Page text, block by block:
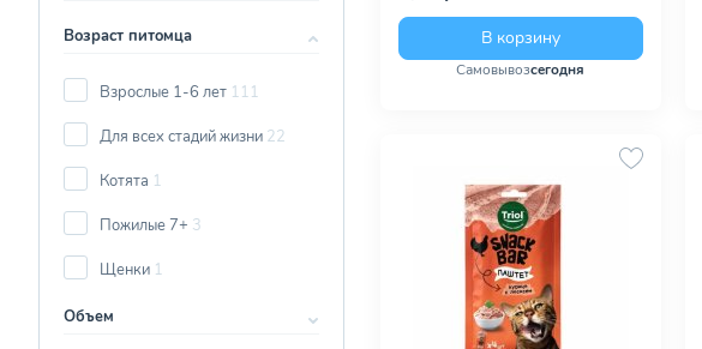
Возраст питомца
Взрослые 1-6 лет 111
Для всех стадий жизни 22
Котята 1
Пожилые 7+ 3
Щенки 1
Объем
В корзину
Самовывозсегодня